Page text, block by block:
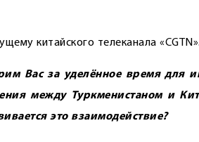
китайского телеканала «CGTN».
Вас за уделённое время для
между Туркменистаном и
это взаимодействие?